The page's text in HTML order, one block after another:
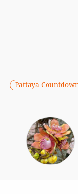
Pattaya